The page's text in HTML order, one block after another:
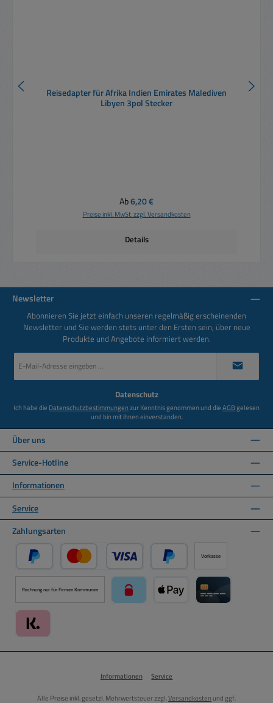
Reisedapter für Afrika Indien Emirates Malediven
Libyen 3pol Stecker
Regulärer Preis:
Ab6,20 €
Preise inkl. MwSt. zzgl. Versandkosten
Details
Newsletter
Abonnieren Sie jetzt einfach unseren regelmäßig erscheinenden
Newsletter und Sie werden stets unter den Ersten sein, über neue
Produkte und Angebote informiert werden.
Mail-
Datenschutz
Ich habe die Datenschutzbestimmungenzur Kenntnis genommen und dieAGBgelesen
und bin mit ihnen einverstanden.
Über uns
Service-Hotline
Informationen
Service
Zahlungsarten
PayPal Kredit- oder Debitkarte über PayPal
Später Bezahlen über PayPal
Vorkasse
Rechnung nur für Firmen Kommunen
Informationen Service
Alle Preise inkl. gesetzl. Mehrwertsteuer zzgl.Versandkosten und ggf.